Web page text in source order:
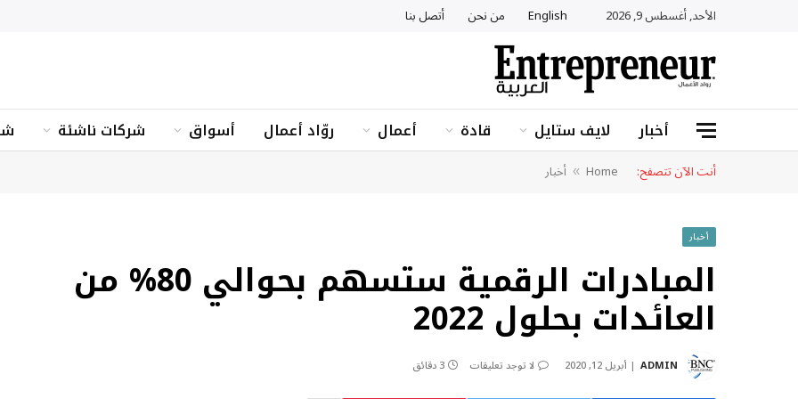
الأحد, أغسطس 9, 2026 English من نحن أتصل بنا
أخبار لايف ستايل قادة أعمال روّاد أعمال أسواق شركات ناشئة
أنت الآن تتصفح: Home
» أخبار
أخبار
المبادرات الرقمية ستسهم بحوالي 80% من
العائدات بحلول 2022
ADMIN أبريل 12, 2020 لا توجد تعليقات 3 دقائق